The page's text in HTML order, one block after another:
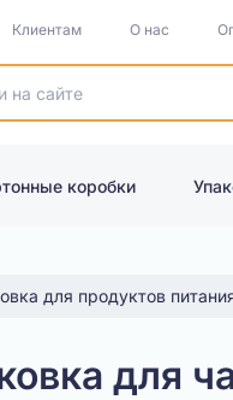
Клиентам О нас
коробки
для продуктов
для